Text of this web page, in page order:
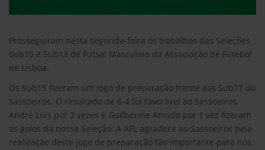
Prosseguiram nesta segunda-feira os trabalhos das Seleções
Sub15 e Sub13 de Futsal Masculino da Associação de Futebol
de Lisboa.
Os Sub15 fizeram um jogo de preparação frente aos Sub17 do
Sassoeiros. O resultado de 6-4 foi favorável ao Sassoeiros.
André Luís por 3 vezes e Guilherme Amado por 1 vez fizeram
os golos da nossa Seleção. A AFL agradece ao Sassoeiros pela
realização deste jogo de preparação tão importante para nós.